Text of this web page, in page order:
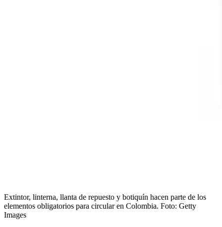
Extintor, linterna, llanta de repuesto y botiquín hacen parte de los
elementos obligatorios para circular en Colombia. Foto: Getty
Images